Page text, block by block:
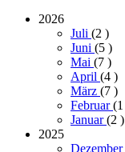
2026
Juli (2 )
Juni (5 )
Mai (7 )
April (4 )
März (7 )
Februar(1
Januar(2 )
2025
Dezember